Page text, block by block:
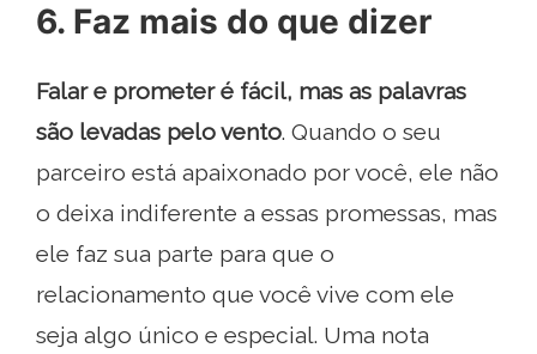
6. Faz mais do que dizer
Falar e prometer é fácil, mas as palavras
são levadas pelo vento. Quando o seu
parceiro está apaixonado por você, ele não
o deixa indiferente a essas promessas, mas
ele faz sua parte para que o
relacionamento que você vive com ele
seja algo único e especial. Uma nota